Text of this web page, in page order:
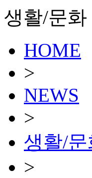
생활/문화
HOME
>
NEWS
>
생활/문
>